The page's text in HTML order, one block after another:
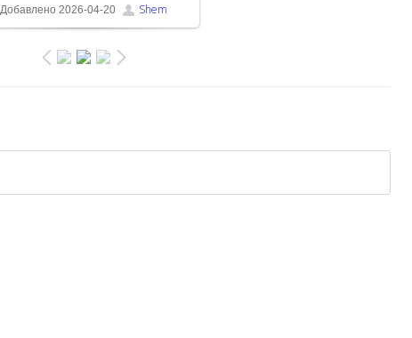
657.5Kb
Добавлено 2026-04-20 Shem